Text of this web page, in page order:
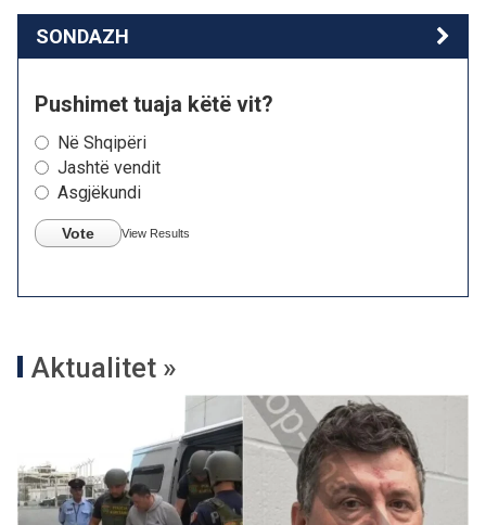
SONDAZH
Pushimet tuaja këtë vit?
Në Shqipëri
Jashtë vendit
Asgjëkundi
Vote View Results
Aktualitet »